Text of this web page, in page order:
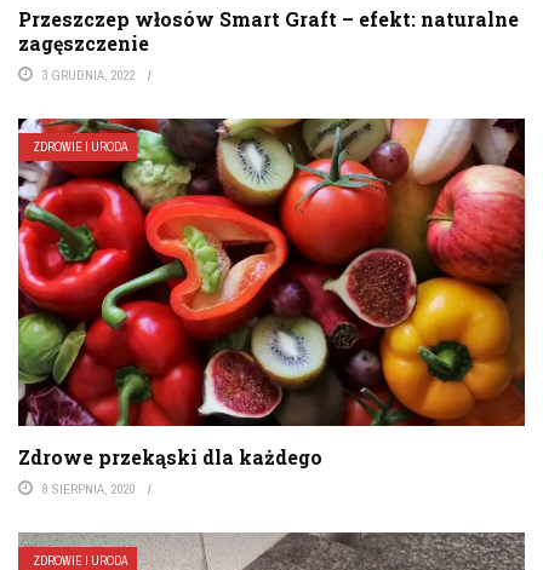
Przeszczep włosów Smart Graft – efekt: naturalne
zagęszczenie
3 GRUDNIA, 2022
ZDROWIE I URODA
Zdrowe przekąski dla każdego
8 SIERPNIA, 2020
ZDROWIE I URODA